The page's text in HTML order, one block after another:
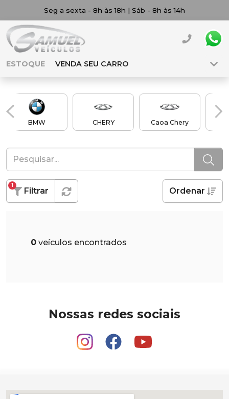
Seg a sexta - 8h às 18h | Sáb - 8h às 14h
ESTOQUE VENDA SEU CARRO
BMW CHERY Caoa Chery
Filtrar
1
Ordenar
0 veículos encontrados
Nossas redes sociais